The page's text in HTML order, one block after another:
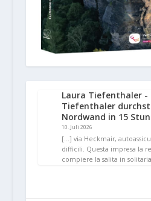
Laura Tiefenthaler -
Tiefenthaler
Nordwand in 15
10. Juli 2026
[…] via Heckmair,
difficili. Questa impresa la
compiere la salita in